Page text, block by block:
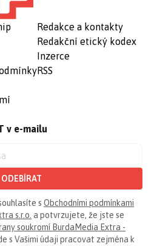
Redakce a kontakty
Redakční etický kodex
Inzerce
RSS
v e-mailu
ODEBÍRAT
s Obchodními podmínkami
s.r.o. a potvrzujete, že jste se
soukromí BurdaMedia Extra -
s Vašimi údaji pracovat zejména k